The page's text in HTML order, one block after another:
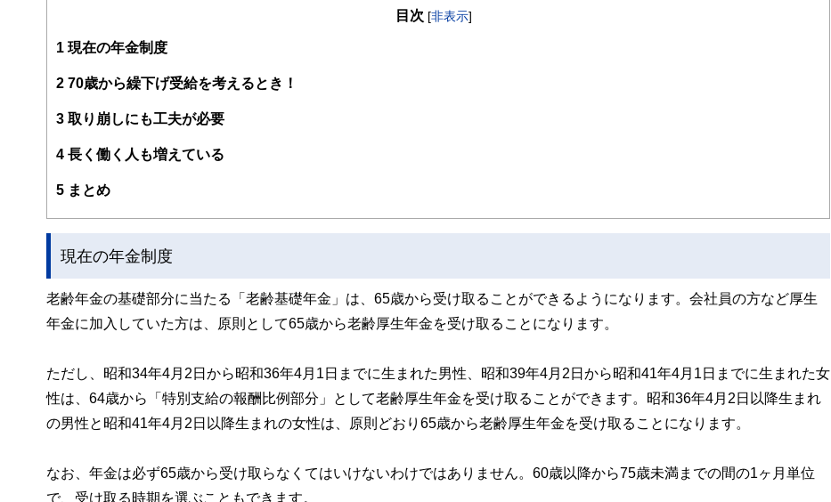
各種セミナーやコラムなど多数の実績があり、定評を受けている
https://moneysmith.biz
目次 [非表示]
1 現在の年金制度
2 70歳から繰下げ受給を考えるとき！
3 取り崩しにも工夫が必要
4 長く働く人も増えている
5 まとめ
現在の年金制度
老齢年金の基礎部分に当たる「老齢基礎年金」は、65歳から受け取ることができるようになります。会社員の方など厚生
年金に加入していた方は、原則として65歳から老齢厚生年金を受け取ることになります。
ただし、昭和34年4月2日から昭和36年4月1日までに生まれた男性、昭和39年4月2日から昭和41年4月1日までに生まれた女
性は、64歳から「特別支給の報酬比例部分」として老齢厚生年金を受け取ることができます。昭和36年4月2日以降生まれ
の男性と昭和41年4月2日以降生まれの女性は、原則どおり65歳から老齢厚生年金を受け取ることになります。
なお、年金は必ず65歳から受け取らなくてはいけないわけではありません。60歳以降から75歳未満までの間の1ヶ月単位
で、受け取る時期を選ぶこともできます。